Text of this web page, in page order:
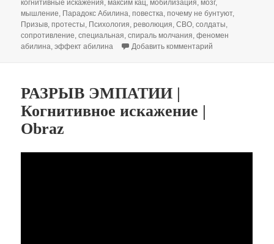
когнитивные искажения,максим кац,мобилизация,мозг,
мышление, Парадокс Абилина,повестка,почему не бунтуют,
Призыв,протесты, Психология,революция,СВО,солдаты,
сопротивление,специальная,спираль молчания,феномен
абилина,эффект абилина Добавить комментарий
РАЗРЫВ ЭМПАТИИ |
Когнитивное искажение |
Obraz